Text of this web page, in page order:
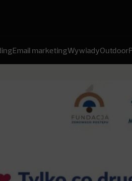
Email marketingWywiadyOutdoor